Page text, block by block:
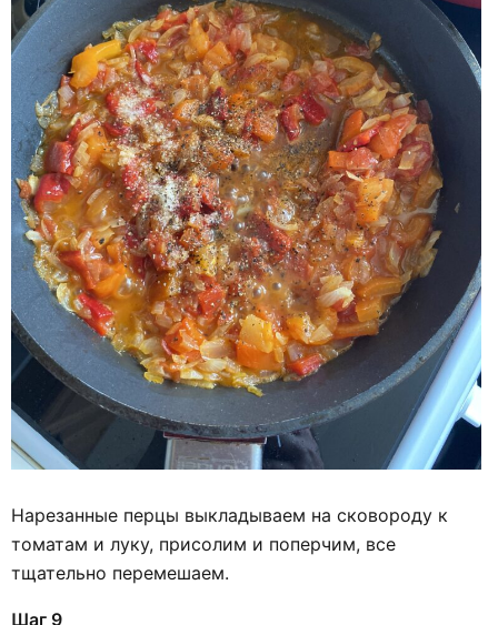
Нарезанные перцы выкладываем на сковороду к
томатам и луку, присолим и поперчим, все
тщательно перемешаем.
Шаг 9